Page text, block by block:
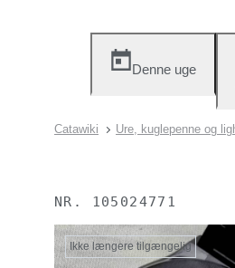
Denne uge
Catawiki Ure, kuglepenne og
NR. 105024771
Ikke længere tilgængelig